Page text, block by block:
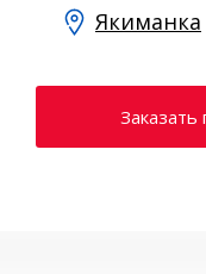
Якиманка
Заказать